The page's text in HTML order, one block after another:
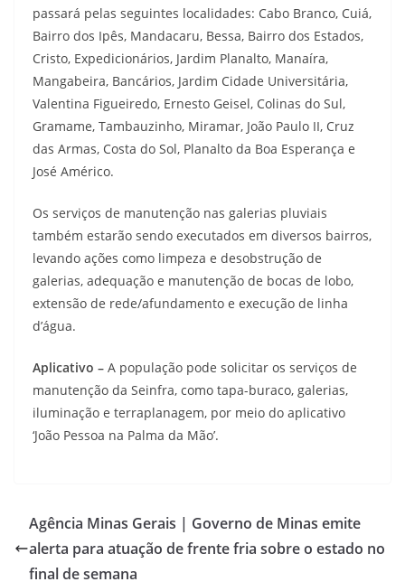
passará pelas seguintes localidades: Cabo Branco, Cuiá,
Bairro dos Ipês, Mandacaru, Bessa, Bairro dos Estados,
Cristo, Expedicionários, Jardim Planalto, Manaíra,
Mangabeira, Bancários, Jardim Cidade Universitária,
Valentina Figueiredo, Ernesto Geisel, Colinas do Sul,
Gramame, Tambauzinho, Miramar, João Paulo II, Cruz
das Armas, Costa do Sol, Planalto da Boa Esperança e
José Américo.
Os serviços de manutenção nas galerias pluviais
também estarão sendo executados em diversos bairros,
levando ações como limpeza e desobstrução de
galerias, adequação e manutenção de bocas de lobo,
extensão de rede/afundamento e execução de linha
d’água.
Aplicativo – A população pode solicitar os serviços de
manutenção da Seinfra, como tapa-buraco, galerias,
iluminação e terraplanagem, por meio do aplicativo
‘João Pessoa na Palma da Mão’.
Agência Minas Gerais | Governo de Minas emite
alerta para atuação de frente fria sobre o estado no
final de semana